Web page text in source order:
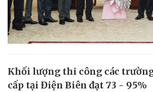
Khối lượng thi công các
cấp tại Điện Biên đạt 73 - 95%